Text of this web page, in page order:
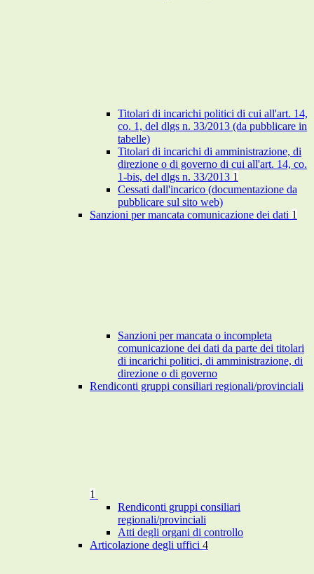
Titolari di incarichi politici di cui all'art. 14,
co. 1, del dlgs n. 33/2013 (da pubblicare in
tabelle)
Titolari di incarichi di amministrazione, di
direzione o di governo di cui all'art. 14, co.
1-bis, del dlgs n. 33/2013 1
Cessati dall'incarico (documentazione da
pubblicare sul sito web)
Sanzioni per mancata comunicazione dei dati 1
Sanzioni per mancata o incompleta
comunicazione dei dati da parte dei titolari
di incarichi politici, di amministrazione, di
direzione o di governo
Rendiconti gruppi consiliari regionali/provinciali
1
Rendiconti gruppi consiliari
regionali/provinciali
Atti degli organi di controllo
Articolazione degli uffici 4